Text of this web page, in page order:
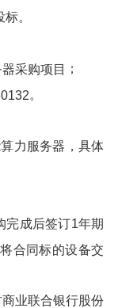
。
采购项目
；
。
力服务器，具体
完成后签订1年期
合同标的设备交
商业联合银行股份